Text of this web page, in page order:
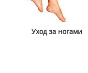
Уход за ногами